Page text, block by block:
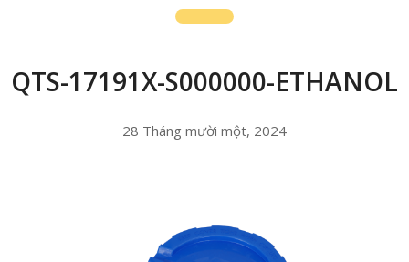
QTS-17191X-S000000-ETHANOL
28 Tháng mười một, 2024